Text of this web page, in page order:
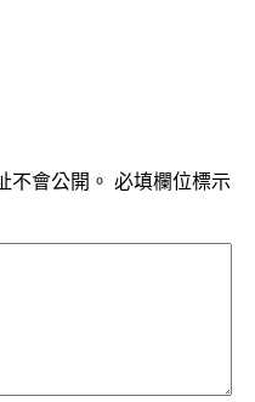
不會公開。 必填欄位標示